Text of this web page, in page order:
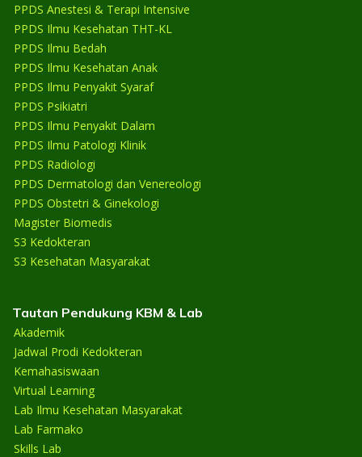
PPDS Anestesi & Terapi Intensive
PPDS Ilmu Kesehatan THT-KL
PPDS Ilmu Bedah
PPDS Ilmu Kesehatan Anak
PPDS Ilmu Penyakit Syaraf
PPDS Psikiatri
PPDS Ilmu Penyakit Dalam
PPDS Ilmu Patologi Klinik
PPDS Radiologi
PPDS Dermatologi dan Venereologi
PPDS Obstetri & Ginekologi
Magister Biomedis
S3 Kedokteran
S3 Kesehatan Masyarakat
Tautan Pendukung KBM & Lab
Akademik
Jadwal Prodi Kedokteran
Kemahasiswaan
Virtual Learning
Lab Ilmu Kesehatan Masyarakat
Lab Farmako
Skills Lab